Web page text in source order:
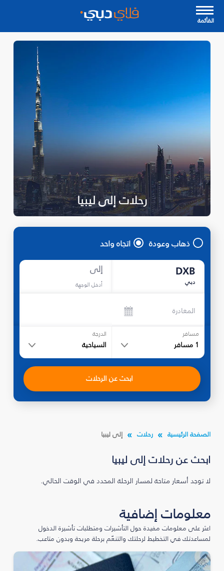
القأئمة
رحلات إلى ليبيا
ذهاب وعودة اتجاه واحد
DXB
دبي
إلى
أدخل الوجهة
المغادرة
مسافر
1 مسافر
الدرجة
السياحية
ابحث عن الرحلات
الصفحة الرئيسية رحلات إلى ليبيا
ابحث عن رحلات إلى ليبيا
لا توجد أسعار متاحة لمسار الرحلة المحدد في الوقت الحالي.
معلومات إضافية
اعثر على معلومات مفيدة حول التأشيرات ومتطلبات تأشيرة الدخول
لمساعدتك في التخطيط لرحلتك والتنعّم برحلة مريحة وبدون متاعب.